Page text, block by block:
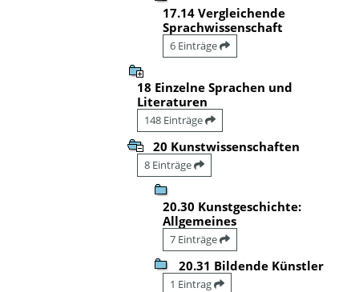
17.14 Vergleichende
Sprachwissenschaft
6 Einträge
18 Einzelne Sprachen und
Literaturen
148 Einträge
20 Kunstwissenschaften
8 Einträge
20.30 Kunstgeschichte:
Allgemeines
7 Einträge
20.31 Bildende Künstler
1 Eintrag